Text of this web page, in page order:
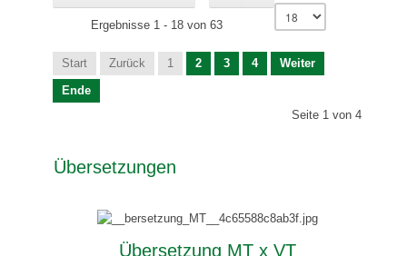
Ergebnisse 1 - 18 von 63
Start Zurück 1 2 3 4
Weiter
Ende
Seite 1 von 4
Übersetzungen
Übersetzung MT x VT